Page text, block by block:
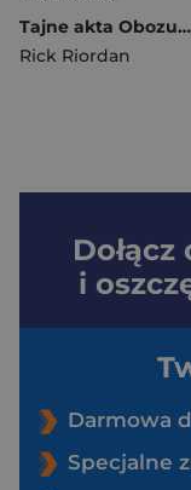
Tajne akta Obozu Herosów Jedyny prawdziwy przewodnik po obozie treningowym dla półbogów
Rick Riordan
Dołącz
i
Darmowa
Specjalne